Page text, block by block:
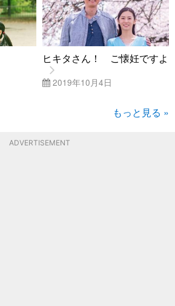
ヒキタさん！ ご懐妊ですよ
2019年10月4日
もっと見る »
ADVERTISEMENT